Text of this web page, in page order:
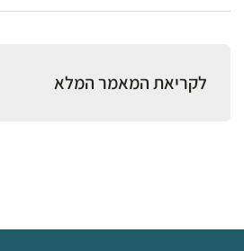
לקריאת המאמר המלא